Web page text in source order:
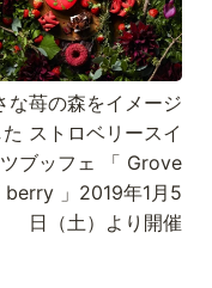
な苺の森をイメージ
た ストロベリースイ
ブッフェ 「 Grove
」2019年1月5
日（土）より開催